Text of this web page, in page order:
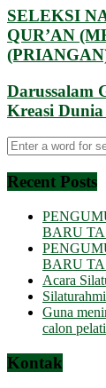
SELEKSI
QUR’AN
Darussalam
Kreasi
Recent Posts
BARU
BARU
Acara
Guna
calon
Kontak